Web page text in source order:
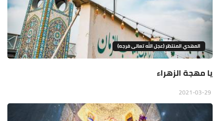
المهدي المنتظر (عجل الله تعالى فرجه)
يا مهجة الزهراء